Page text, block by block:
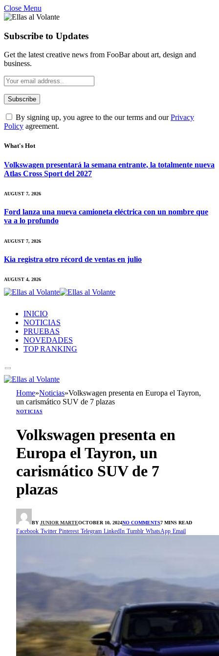
Close Menu
Subscribe to Updates
Get the latest creative news from FooBar about art, design and
business.
By signing up, you agree to the our terms and ourPrivacy
Policy agreement.
What's Hot
Volkswagen presentará la semana entrante, la totalmente nueva
Atlas Cross Sport del 2027
AUGUST 7, 2026
Ford lanza una nueva camioneta eléctrica con un nombre que
va a lo profundo
AUGUST 7, 2026
Kia registra otro récord de ventas en julio
AUGUST 4, 2026
INICIO
NOTICIAS
PRUEBAS
NOVEDADES
TOP RANKING
Home»Noticias»Volkswagen presenta en Europa el Tayron,
un carismático SUV de 7 plazas
NOTICIAS
Volkswagen presenta en
Europa el Tayron, un
carismático SUV de 7
plazas
BY JUNIOR MARTEOCTOBER 10, 2024NO COMMENTS7 MINS READ
Facebook Twitter Pinterest Telegram LinkedIn Tumblr WhatsApp Email